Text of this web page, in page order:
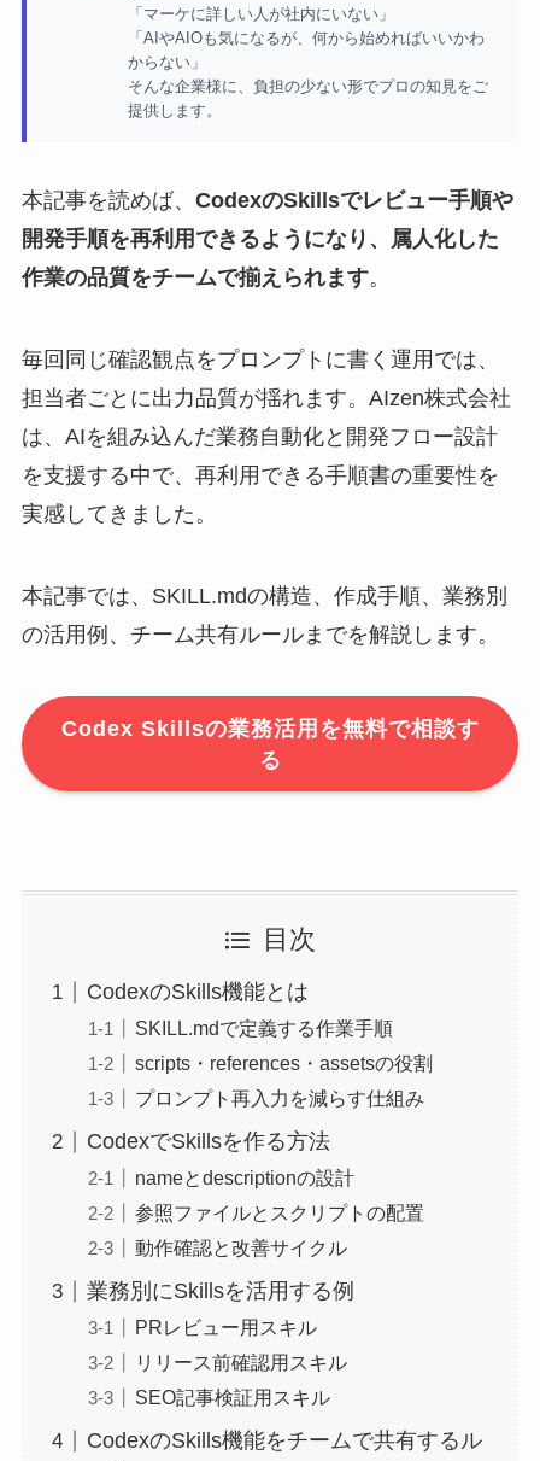
「マーケに詳しい人が社内にいない」
「AIやAIOも気になるが、何から始めればいいかわ
からない」
そんな企業様に、負担の少ない形でプロの知見をご
提供します。
本記事を読めば、 CodexのSkillsでレビュー手順や
開発手順を再利用できるようになり、属人化した
作業の品質をチームで揃えられます。
毎回同じ確認観点をプロンプトに書く運用では、
担当者ごとに出力品質が揺れます。AIzen株式会社
は、AIを組み込んだ業務自動化と開発フロー設計
を支援する中で、再利用できる手順書の重要性を
実感してきました。
本記事では、SKILL.mdの構造、作成手順、業務別
の活用例、チーム共有ルールまでを解説します。
Codex Skillsの業務活用を無料で相談す
る
目次
CodexのSkills機能とは
SKILL.mdで定義する作業手順
scripts・references・assetsの役割
プロンプト再入力を減らす仕組み
CodexでSkillsを作る方法
nameとdescriptionの設計
参照ファイルとスクリプトの配置
動作確認と改善サイクル
業務別にSkillsを活用する例
PRレビュー用スキル
リリース前確認用スキル
SEO記事検証用スキル
CodexのSkills機能をチームで共有するル